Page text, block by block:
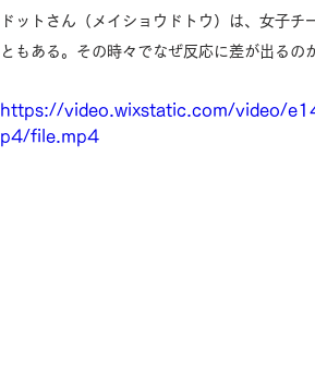
ドットさん（メイショウドトウ）は、女子
ともある。その時々でなぜ反応に差が出るの
https://video.wixstatic.com/video/
p4/file.mp4